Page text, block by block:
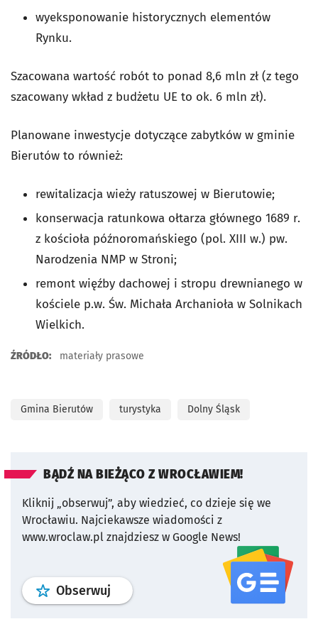
wyeksponowanie historycznych elementów
Rynku.
Szacowana wartość robót to ponad 8,6 mln zł (z tego
szacowany wkład z budżetu UE to ok. 6 mln zł).
Planowane inwestycje dotyczące zabytków w gminie
Bierutów to również:
rewitalizacja wieży ratuszowej w Bierutowie;
konserwacja ratunkowa ołtarza głównego 1689 r.
z kościoła późnoromańskiego (pol. XIII w.) pw.
Narodzenia NMP w Stroni;
remont więźby dachowej i stropu drewnianego w
kościele p.w. Św. Michała Archanioła w Solnikach
Wielkich.
ŹRÓDŁO: materiały prasowe
Gmina Bierutów turystyka Dolny Śląsk
BĄDŹ NA BIEŻĄCO Z WROCŁAWIEM!
Kliknij „obserwuj”, aby wiedzieć, co dzieje się we
Wrocławiu. Najciekawsze wiadomości z
www.wroclaw.pl znajdziesz w Google News!
Obserwuj profil serwisu